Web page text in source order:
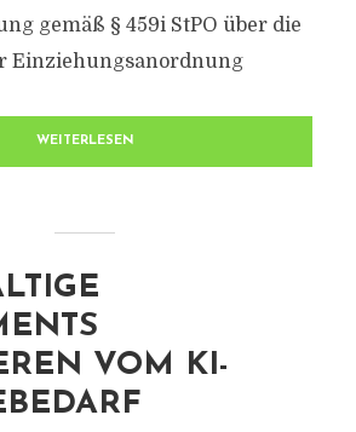
gemäß § 459i StPO über die
Einziehungsanordnung
WEITERLESEN
VOM KI-